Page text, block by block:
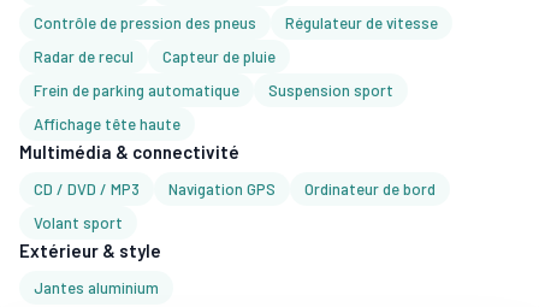
Contrôle de pression des pneus
Régulateur de vitesse
Radar de recul
Capteur de pluie
Frein de parking automatique
Suspension sport
Affichage tête haute
Multimédia & connectivité
CD / DVD / MP3 Navigation GPS
Ordinateur de bord
Volant sport
Extérieur & style
Jantes aluminium